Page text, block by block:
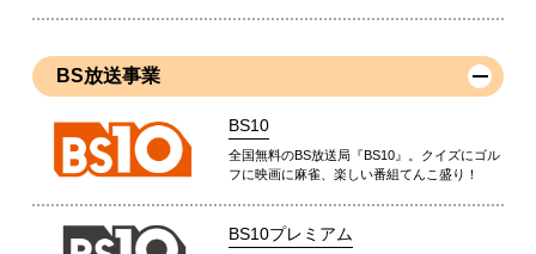
BS放送事業
BS10
全国無料のBS放送局『BS10』。クイズにゴル
フに映画に麻雀、楽しい番組てんこ盛り！
BS10プレミアム